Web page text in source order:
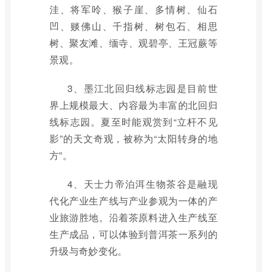
洼、将军呤、猴子崖、多情树、仙石
凹、赕佛山、千指树、树包石、相思
树、聚友滩、缅寺、观碧亭、王冠蕨等
景观。
3、墨江北回归线标志园是目前世
界上规模最大、内容最为丰富的北回归
线标志园。夏至时能观赏到“立杆不见
影”的天文奇观，被称为“太阳转身的地
方”。
4、天士力帝泊洱生物茶谷是融现
代化产业生产线与产业参观为一体的产
业旅游胜地。沿着茶原料进入生产线至
生产成品，可以体验到普洱茶一系列的
升级与奇妙变化。